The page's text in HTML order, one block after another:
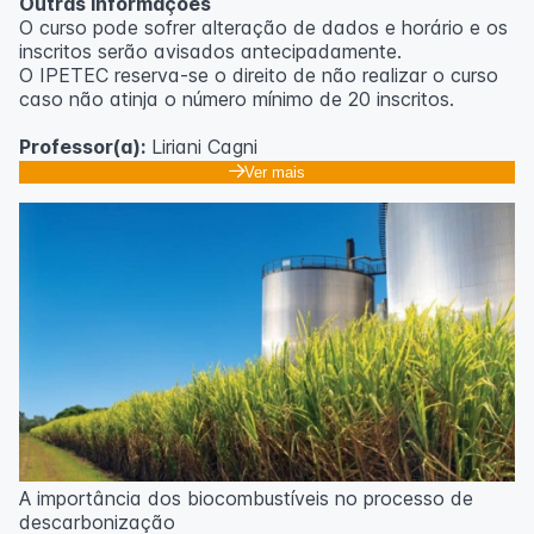
O curso pode sofrer alteração de dados e horário e os
inscritos serão avisados ​​antecipadamente.
O IPETEC reserva-se o direito de não realizar o curso
caso não atinja o número mínimo de 20 inscritos.
Professor(a): Liriani Cagni
Ver mais
A importância dos biocombustíveis no processo de
descarbonização